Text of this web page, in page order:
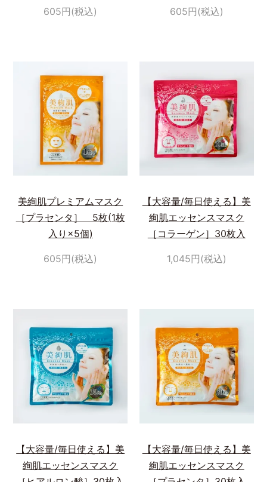
605円(税込) 605円(税込)
美絢肌プレミアムマスク
［プラセンタ］ 5枚(1枚
入り×5個)
605円(税込)
【大容量/毎日使える】美
絢肌エッセンスマスク
［コラーゲン］30枚入
1,045円(税込)
【大容量/毎日使える】美
絢肌エッセンスマスク
【大容量/毎日使える】美
絢肌エッセンスマスク